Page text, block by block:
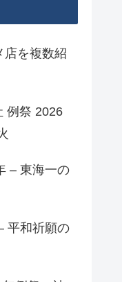
店を複数紹
例祭 2026
– 東海一の
平和祈願の